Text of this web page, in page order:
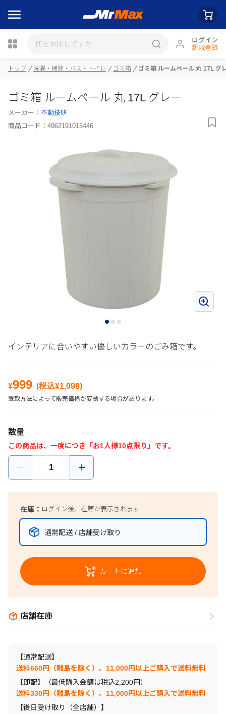
ログイン
新規登録
瓶詰
トップ 洗濯・掃除・バス・トイレ ゴミ箱 ゴミ箱 ルームペール 丸 17L グ
ゴミ箱 ルームペール 丸 17L グレー
メーカー： 不動技研
商品コード： 4962191015446
インテリアに合いやすい優しいカラーのごみ箱です。
¥999 (税込¥1,098)
受取方法によって販売価格が変動する場合があります。
数量
この商品は、一度につき「お1人様10点限り」です。
在庫： ログイン後、在庫が表示されます
通常配送 / 店舗受け取り
カートに追加
店舗在庫
【通常配送】
送料660円（離島を除く）。11,000円以上ご購入で送料無料
【即配】（最低購入金額は税込2,200円）
送料330円（離島を除く）。11,000円以上ご購入で送料無料
【後日受け取り（全店舗）】